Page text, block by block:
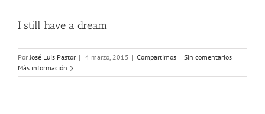
I still have a dream
Por José Luis Pastor | 4 marzo, 2015 | Compartimos | Sin comentarios
Más información